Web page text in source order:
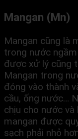
Mangan (Mn)
Mangan cũng là
trong nước
được xử lý cũng
Mangan trong
đóng vào thành
cầu, ống nước…
chịu cho nước và
mangan được
sạch phải nhỏ